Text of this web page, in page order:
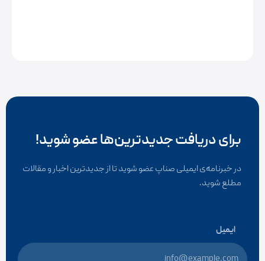
برای دریافت جدیدترین‌ها عضو شوید!
در خبرنامه‌ی ایمیلی صناپ عضو شوید تا از جدیدترین اخبار و مقالات
مطلع شوید.
ایمیل